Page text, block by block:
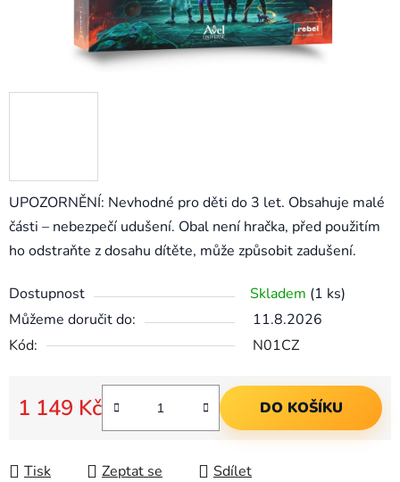
UPOZORNĚNÍ: Nevhodné pro děti do 3 let. Obsahuje malé
části – nebezpečí udušení. Obal není hračka, před použitím
ho odstraňte z dosahu dítěte, může způsobit zadušení.
Dostupnost Skladem (1 ks)
Můžeme doručit do:
11.8.2026
Kód:
N01CZ
1 149 Kč DO KOŠÍKU
Tisk Zeptat se Sdílet